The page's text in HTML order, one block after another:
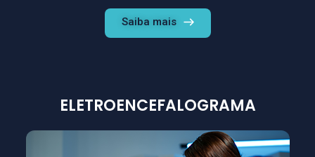
Saiba mais
ELETROENCEFALOGRAMA